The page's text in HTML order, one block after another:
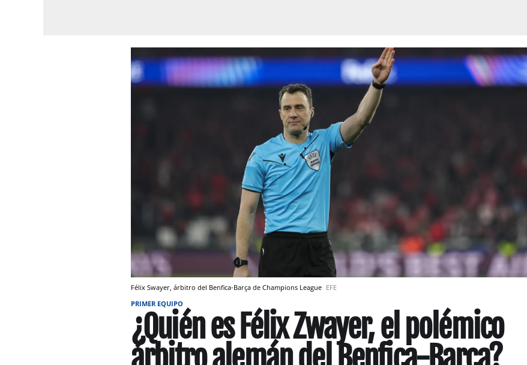
Félix Swayer, árbitro del Benfica-Barça de Champions League EFE
PRIMER EQUIPO
¿Quién es Félix Zwayer, el polémico